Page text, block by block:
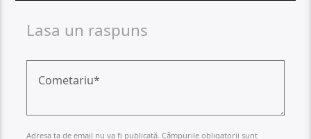
Lasa un raspuns
Adresa ta de email nu va fi publicată. Câmpurile obligatorii sunt